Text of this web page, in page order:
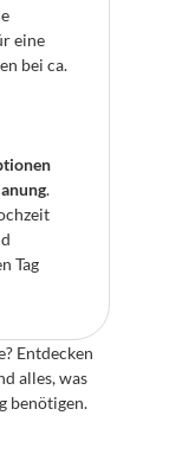
eine
.
Tag
Entdecken
alles, was
benötigen.